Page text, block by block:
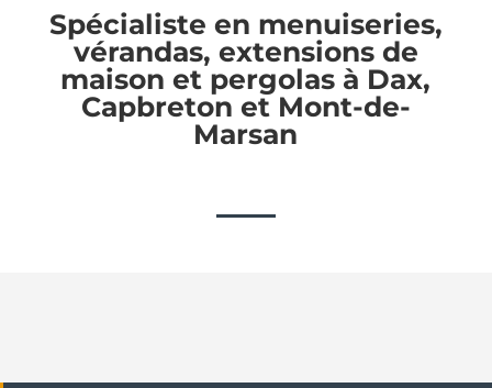
Spécialiste en menuiseries,
vérandas, extensions de
maison et pergolas à Dax,
Capbreton et Mont-de-
Marsan